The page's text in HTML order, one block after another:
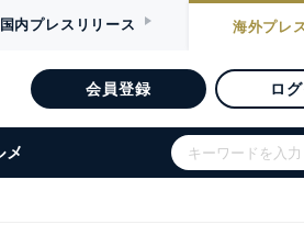
国内プレスリリース 海外プレ
会員登録 ロ
メ